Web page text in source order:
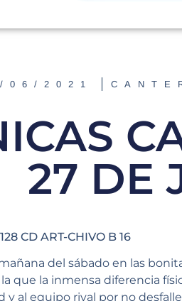
06/2021
27 DE
CD ART-CHIVO B 16
del sábado en las
que la inmensa diferencia
y al equipo rival por no